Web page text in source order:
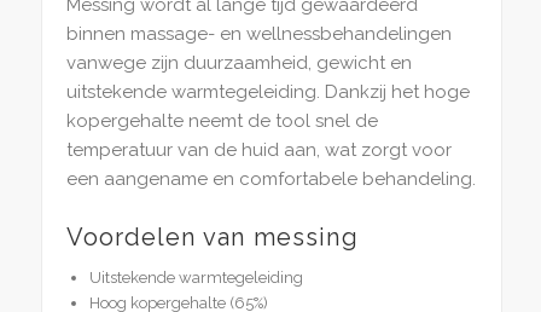
Messing wordt al lange tijd gewaardeerd
binnen massage- en wellnessbehandelingen
vanwege zijn duurzaamheid, gewicht en
uitstekende warmtegeleiding. Dankzij het hoge
kopergehalte neemt de tool snel de
temperatuur van de huid aan, wat zorgt voor
een aangename en comfortabele behandeling.
Voordelen van messing
Uitstekende warmtegeleiding
Hoog kopergehalte (65%)